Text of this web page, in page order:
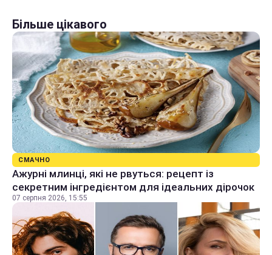
Більше цікавого
СМАЧНО
Ажурні млинці, які не рвуться: рецепт із
секретним інгредієнтом для ідеальних дірочок
07 серпня 2026, 15:55